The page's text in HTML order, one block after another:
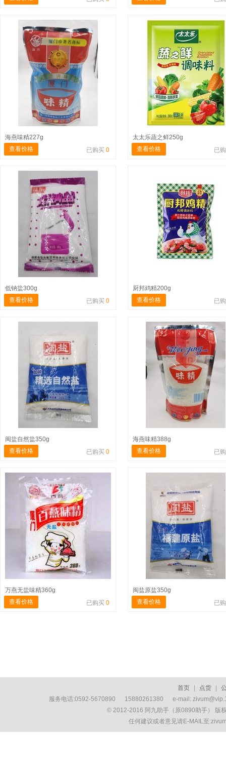
海燕味精227g
查看价格
已购买 0
太太乐蔬之鲜250g
查看价格
已
低钠盐300g
查看价格
已购买 0
厨邦鸡精200g
查看价格
已
闽盐自然盐350g
查看价格
已购买 0
海燕味精388g
查看价格
已
万燕无盐味精360g
查看价格
已购买 0
闽盐原盐350g
查看价格
已
首页 点货
服务电话:0592-5670890 15880261380 e-mail:
© 2012-2016 阿九助手（原0890助手） 版
任何建议或者意见请E-MAIL至